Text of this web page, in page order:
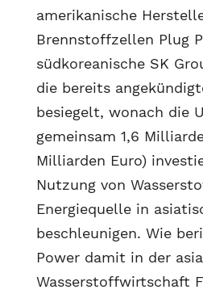
amerikanische
Brennstoffzellen Plug
südkoreanische SK
die bereits
besiegelt, wonach die
gemeinsam 1,6
Milliarden Euro)
Nutzung von
Energiequelle in
beschleunigen. Wie
Power damit in der
Wasserstoffwirtschaft